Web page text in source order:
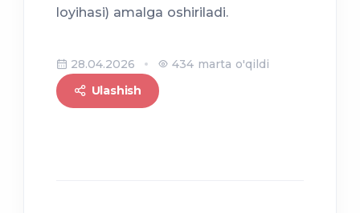
loyihasi) amalga oshiriladi.
28.04.2026
434 marta o'qildi
Ulashish